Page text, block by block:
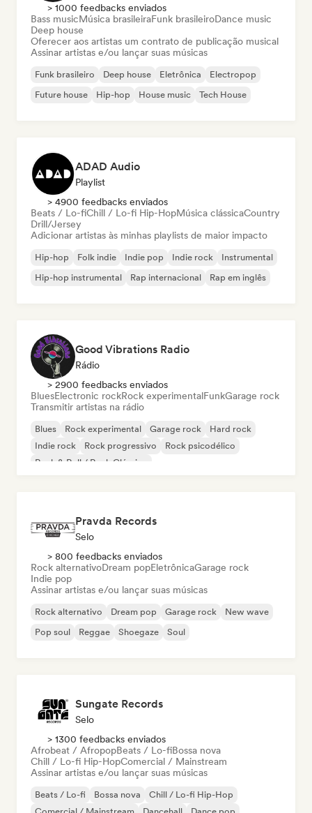
> 1000 feedbacks enviados
Bass musicMúsica brasileiraFunk brasileiroDance music
Deep house
Oferecer aos artistas um contrato de publicação musical
Assinar artistas e/ou lançar suas músicas
Funk brasileiro Deep house Eletrônica
Electropop
Future house
Hip-hop House music Tech House
ADAD Audio
Playlist
> 4900 feedbacks enviados
Beats / Lo-fiChill / Lo-fi Hip-HopMúsica clássicaCountry
Drill/Jersey
Adicionar artistas às minhas playlists de maior impacto
Hip-hop Folk indie Indie pop Indie rock
Instrumental
Hip-hop instrumental
Rap internacional Rap em inglês
Good Vibrations Radio
Rádio
> 2900 feedbacks enviados
BluesElectronic rockRock experimentalFunkGarage rock
Transmitir artistas na rádio
Blues Rock experimental Garage rock
Hard rock
Indie rock
Rock progressivo
Rock psicodélico
Rock & Roll / Rock Clássico
Pravda Records
Selo
> 800 feedbacks enviados
Rock alternativoDream popEletrônicaGarage rock
Indie pop
Assinar artistas e/ou lançar suas músicas
Rock alternativo Dream pop Garage rock
New wave
Pop soul
Reggae Shoegaze Soul
Sungate Records
Selo
> 1300 feedbacks enviados
Afrobeat / AfropopBeats / Lo-fiBossa nova
Chill / Lo-fi Hip-HopComercial / Mainstream
Assinar artistas e/ou lançar suas músicas
Beats / Lo-fi Bossa nova
Chill / Lo-fi Hip-Hop